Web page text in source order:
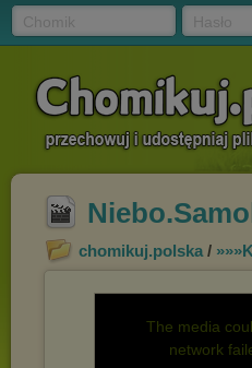
chomikuj.polska /
The media
network